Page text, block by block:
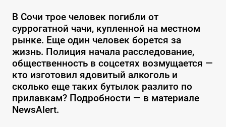
В Сочи трое человек погибли от
суррогатной чачи, купленной на местном
рынке. Еще один человек борется за
жизнь. Полиция начала расследование,
общественность в соцсетях возмущается —
кто изготовил ядовитый алкоголь и
сколько еще таких бутылок разлито по
прилавкам? Подробности — в материале
NewsAlert.